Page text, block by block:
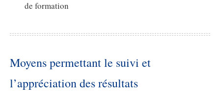
de formation
Moyens permettant le suivi et
l’appréciation des résultats